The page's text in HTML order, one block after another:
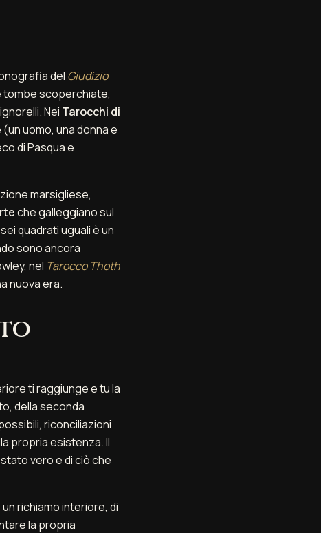
del Giudizio
tombe scoperchiate,
Nei Tarocchi di
uomo, una donna e
di Pasqua e
marsigliese,
che galleggiano sul
quadrati uguali è un
sono ancora
nel Tarocco Thoth
nuova era.
ti raggiunge e tu la
della seconda
riconciliazioni
propria esistenza. Il
vero e di ciò che
richiamo interiore, di
la propria